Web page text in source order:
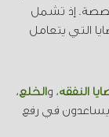
إذ تشمل
التي يتعامل
النفقة، و الخلع،
في رفع